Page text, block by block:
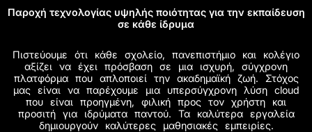
Παροχή τεχνολογίας υψηλής ποιότητας για την εκπαίδευση
σε κάθε ίδρυμα
Πιστεύουμε ότι κάθε σχολείο, πανεπιστήμιο και κολέγιο
αξίζει να έχει πρόσβαση σε μια ισχυρή, σύγχρονη
πλατφόρμα που απλοποιεί την ακαδημαϊκή ζωή. Στόχος
μας είναι να παρέχουμε μια υπερσύγχρονη λύση cloud
που είναι προηγμένη, φιλική προς τον χρήστη και
προσιτή για ιδρύματα παντού. Τα καλύτερα εργαλεία
δημιουργούν καλύτερες μαθησιακές εμπειρίες.